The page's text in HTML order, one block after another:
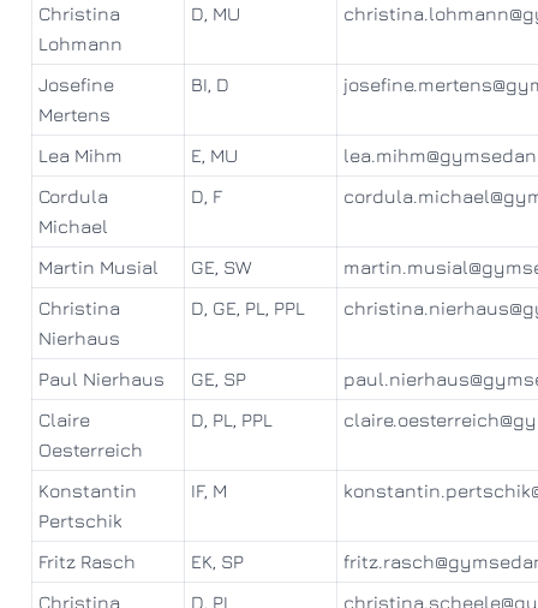
Christina
Lohmann
D, MU
Josefine
Mertens
BI, D
Lea Mihm E, MU
Cordula
Michael
D, F
Martin Musial GE, SW
Christina
Nierhaus
D, GE, PL, PPL
Paul Nierhaus GE, SP
Claire
Oesterreich
D, PL, PPL
Konstantin
Pertschik
IF, M
Fritz Rasch EK, SP
Christina
D, PL